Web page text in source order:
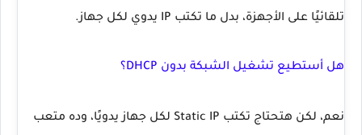
تلقائيًا على الأجهزة، بدل ما تكتب IP يدوي لكل جهاز.
هل أستطيع تشغيل الشبكة بدون DHCP؟
نعم، لكن هتحتاج تكتب Static IP لكل جهاز يدويًا، وده متعب